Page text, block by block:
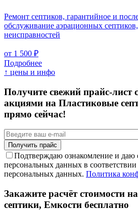
Ремонт септиков, гарантийное и
обслуживание аэрационных
неисправностей
от 1 500 ₽
Подробнее
↑ цены и инфо
Получите свежий прайс-лист
акциями на Пластиковые
прямо сейчас!
Подтверждаю ознакомление и даю
персональных данных в
персональных данных. Политика
Закажите расчёт стоимости
септики, Емкости бесплатно